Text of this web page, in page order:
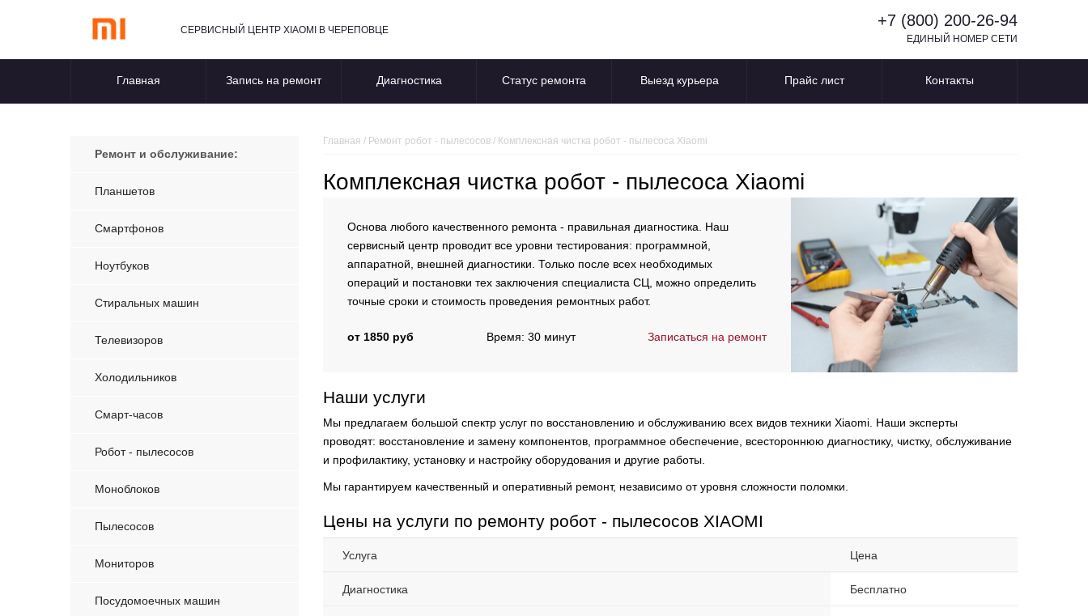
СЕРВИСНЫЙ ЦЕНТР XIAOMI В ЧЕРЕПОВЦЕ
+7 (800) 200-26-94
ЕДИНЫЙ НОМЕР СЕТИ
Главная Запись на ремонт Диагностика Статус ремонта Выезд курьера Прайс лист Контакты
Ремонт и обслуживание:
Планшетов
Смартфонов
Ноутбуков
Стиральных машин
Телевизоров
Холодильников
Смарт-часов
Робот - пылесосов
Моноблоков
Пылесосов
Мониторов
Посудомоечных машин
Главная / Ремонт робот - пылесосов / Комплексная чистка робот - пылесоса Xiaomi
Комплексная чистка робот - пылесоса Xiaomi
Основа любого качественного ремонта - правильная диагностика. Наш
сервисный центр проводит все уровни тестирования: программной,
аппаратной, внешней диагностики. Только после всех необходимых
операций и постановки тех заключения специалиста СЦ, можно определить
точные сроки и стоимость проведения ремонтных работ.
от 1850 руб Время: 30 минут Записаться на ремонт
Наши услуги
Мы предлагаем большой спектр услуг по восстановлению и обслуживанию всех видов техники Xiaomi. Наши эксперты
проводят: восстановление и замену компонентов, программное обеспечение, всестороннюю диагностику, чистку, обслуживание
и профилактику, установку и настройку оборудования и другие работы.
Мы гарантируем качественный и оперативный ремонт, независимо от уровня сложности поломки.
Цены на услуги по ремонту робот - пылесосов XIAOMI
Услуга Цена
Диагностика Бесплатно